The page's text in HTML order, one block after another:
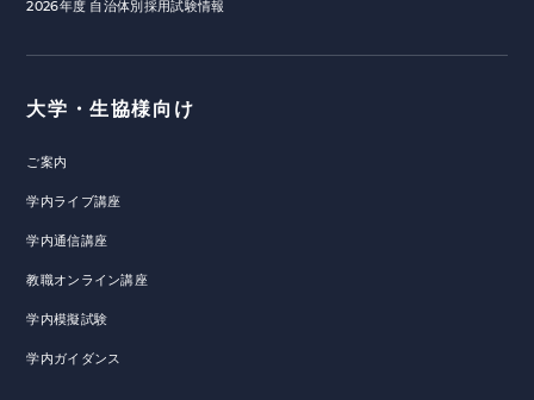
2026年度 自治体別採用試験情報
大学・生協様向け
ご案内
学内ライブ講座
学内通信講座
教職オンライン講座
学内模擬試験
学内ガイダンス